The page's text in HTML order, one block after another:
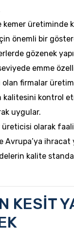
kemer üretiminde
önemli bir
lerde gözenek
emme
olan firmalar üretim
kalitesini kontrol
uygular.
üreticisi olarak
Avrupa’ya ihracat
kalite
KESİT